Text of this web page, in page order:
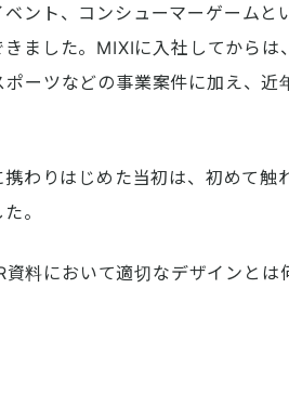
ント、コンシューマーゲームと
ました。MIXIに入社してからは
ーツなどの事業案件に加え、近
わりはじめた当初は、初めて触
。
料において適切なデザインとは